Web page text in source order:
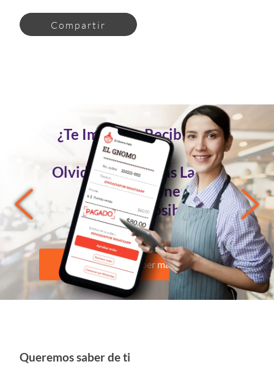
Compartir
¿Te Imaginas Recibir Tus
Pedidos
Olvidándote de las Largas
Conversaciones?
Ahora es Posible
Quiero saber más
Queremos saber de ti